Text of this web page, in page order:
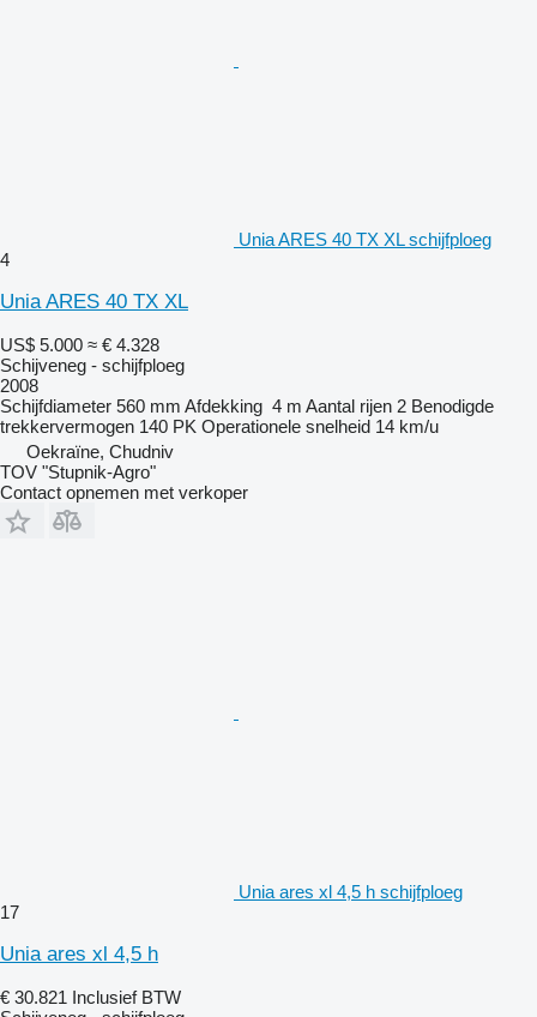
Unia ARES 40 TX XL schijfploeg
4
Unia ARES 40 TX XL
US$ 5.000 ≈ € 4.328
Schijveneg - schijfploeg
2008
Schijfdiameter 560 mm Afdekking 4 m Aantal rijen 2 Benodigde
trekkervermogen 140 PK Operationele snelheid 14 km/u
Oekraïne, Chudniv
TOV "Stupnik-Agro"
Contact opnemen met verkoper
Unia ares xl 4,5 h schijfploeg
17
Unia ares xl 4,5 h
€ 30.821 Inclusief BTW